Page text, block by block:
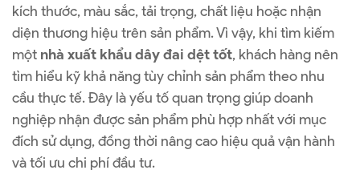
kích thước, màu sắc, tải trọng, chất liệu hoặc nhận
diện thương hiệu trên sản phẩm. Vì vậy, khi tìm kiếm
một nhà xuất khẩu dây đai dệt tốt, khách hàng nên
tìm hiểu kỹ khả năng tùy chỉnh sản phẩm theo nhu
cầu thực tế. Đây là yếu tố quan trọng giúp doanh
nghiệp nhận được sản phẩm phù hợp nhất với mục
đích sử dụng, đồng thời nâng cao hiệu quả vận hành
và tối ưu chi phí đầu tư.